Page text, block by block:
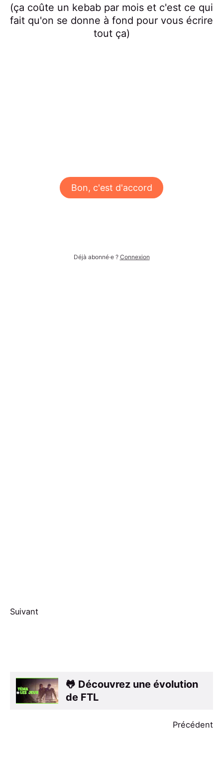
(ça coûte un kebab par mois et c'est ce qui
fait qu'on se donne à fond pour vous écrire
tout ça)
Bon, c'est d'accord
Déjà abonné·e ? Connexion
Suivant
🐸 Découvrez une évolution
de FTL
Précédent